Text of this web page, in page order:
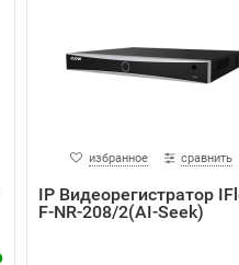
избранное сравнить
IP Видеорегистратор
F-NR-208/2(AI-Seek)